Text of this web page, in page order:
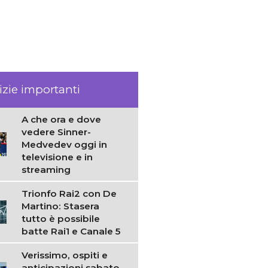
importanti
A che ora e dove
vedere Sinner-
Medvedev oggi in
televisione e in
streaming
Trionfo Rai2 con De
Martino: Stasera
tutto è possibile
batte Rai1 e Canale 5
Verissimo, ospiti e